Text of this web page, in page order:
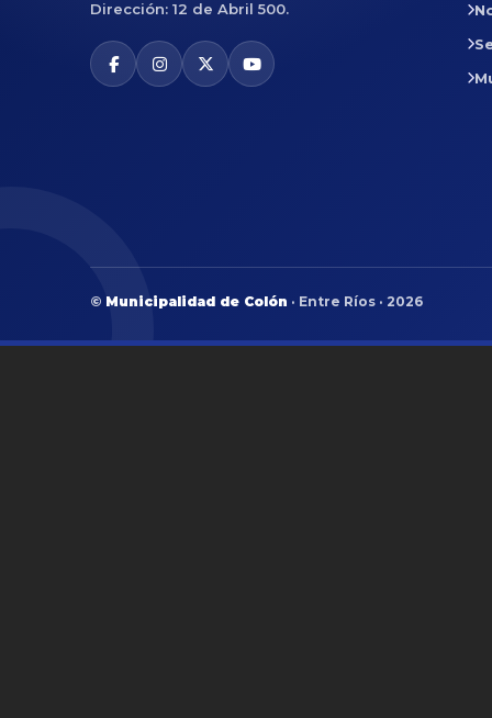
Dirección: 12 de Abril 500.
© Municipalidad de Colón · Entre Ríos · 2026